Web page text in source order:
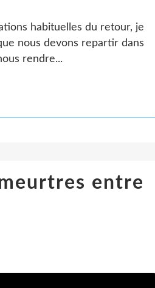
habituelles du retour, je
nous devons repartir dans
rendre...
entre